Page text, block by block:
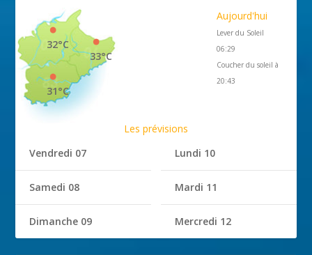
33°C
32°C
31°C
Aujourd'hui
Lever du Soleil
06:29
Coucher du soleil à
20:43
Les prévisions
Vendredi 07
Samedi 08
Dimanche 09
Lundi 10
Mardi 11
Mercredi 12